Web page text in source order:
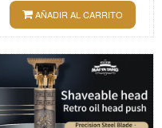
AÑADIR AL CARRITO